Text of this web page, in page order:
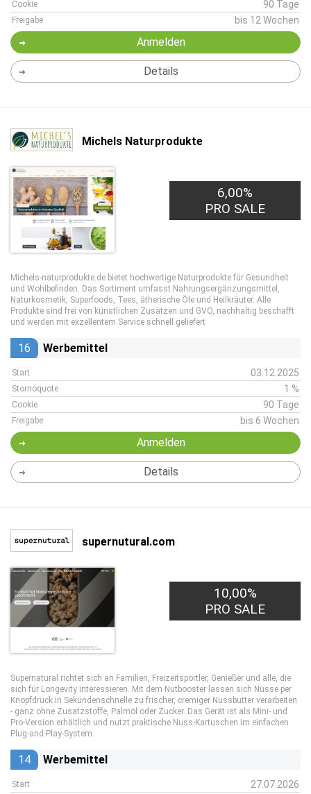
Cookie 90 Tage
Freigabe bis 12 Wochen
Anmelden
Details
Michels Naturprodukte
6,00%
PRO SALE
Michels-naturprodukte.de bietet hochwertige Naturprodukte für Gesundheit
und Wohlbefinden. Das Sortiment umfasst Nahrungsergänzungsmittel,
Naturkosmetik, Superfoods, Tees, ätherische Öle und Heilkräuter. Alle
Produkte sind frei von künstlichen Zusätzen und GVO, nachhaltig beschafft
und werden mit exzellentem Service schnell geliefert
16 Werbemittel
Start 03.12.2025
Stornoquote 1 %
Cookie 90 Tage
Freigabe bis 6 Wochen
Anmelden
Details
supernutural.com
10,00%
PRO SALE
Supernatural richtet sich an Familien, Freizeitsportler, Genießer und alle, die
sich für Longevity interessieren. Mit dem Nutbooster lassen sich Nüsse per
Knopfdruck in Sekundenschnelle zu frischer, cremiger Nussbutter verarbeiten
- ganz ohne Zusatzstoffe, Palmöl oder Zucker. Das Gerät ist als Mini- und
Pro-Version erhältlich und nutzt praktische Nuss-Kartuschen im einfachen
Plug-and-Play-System.
14 Werbemittel
Start 27.07.2026